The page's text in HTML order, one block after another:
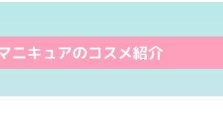
ニキュアのコスメ紹介